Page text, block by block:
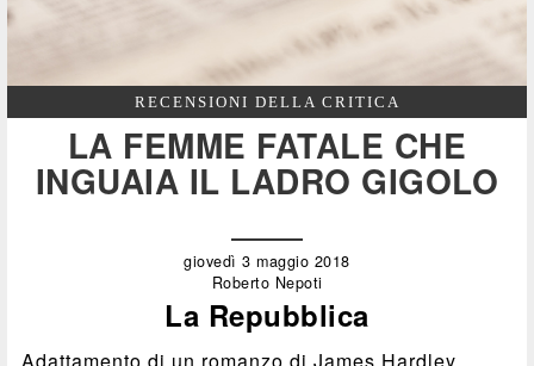
RECENSIONI DELLA CRITICA
LA FEMME FATALE CHE
INGUAIA IL LADRO GIGOLO
giovedì 3 maggio 2018
Roberto Nepoti
La Repubblica